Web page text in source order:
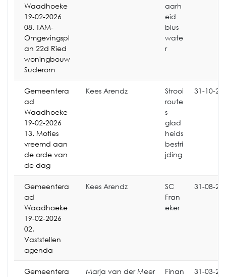
Waadhoeke
19-02-2026
08. TAM-
Omgevingspl
an 22d Ried
woningbouw
Suderom
aarh
eid
blus
wate
r
Gemeentera
ad
Waadhoeke
19-02-2026
13. Moties
vreemd aan
de orde van
de dag
Kees Arendz
Strooi
route
s
glad
heids
bestri
jding
31-10-
Gemeentera
ad
Waadhoeke
19-02-2026
02.
Vaststellen
agenda
Kees Arendz
SC
Fran
eker
31-08-
Gemeentera
Marja van der Meer
Finan
31-03-